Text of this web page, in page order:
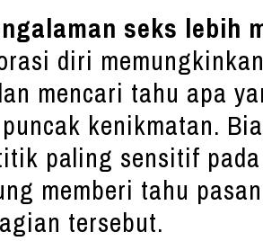
seks lebih
diri
mencari tahu apa
kenikmatan.
paling sensitif
memberi tahu
tersebut.